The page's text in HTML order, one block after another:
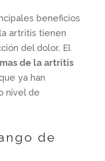
beneficios
artritis tienen
del dolor. El
de la artritis
ya han
nivel de
de